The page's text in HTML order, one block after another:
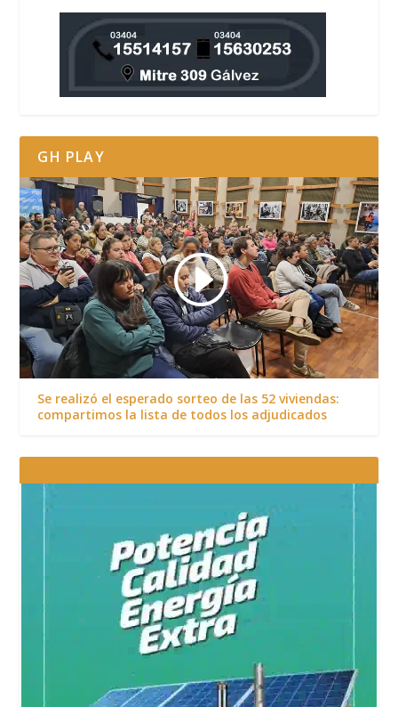
GH PLAY
Se realizó el esperado sorteo de las 52 viviendas:
compartimos la lista de todos los adjudicados